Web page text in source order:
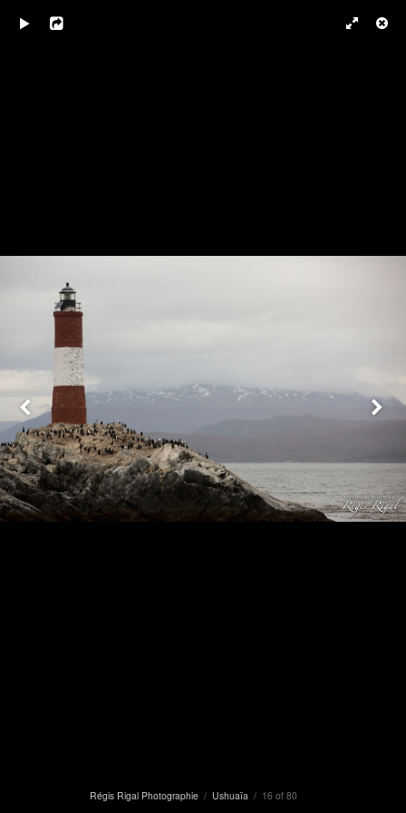
Régis Rigal Photographie / Ushuaïa / 16 of 80